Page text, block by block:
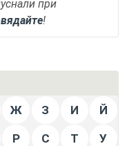
при
!
Ж З И Й
Р С Т У